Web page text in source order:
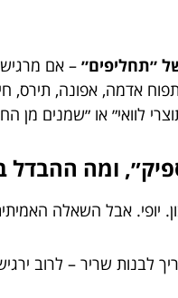
״תחליפים״ – אם מרגיש
אדמה, אפונה, תירס,
לוואי״ או ״שמנים מן
ומה ההבדל
יופי. אבל השאלה
לבנות שריר – לרוב